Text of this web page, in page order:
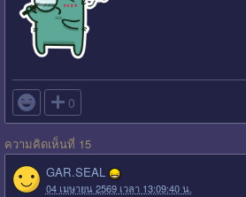
 0
ความคิดเห็นที่ 15
GAR.SEAL
04 เมษายน 2569 เวลา 13:09:40 น.